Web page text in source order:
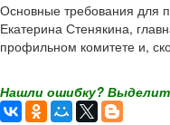
Основные требования для
Екатерина Стенякина,
профильном комитете и,
Нашли ошибку?